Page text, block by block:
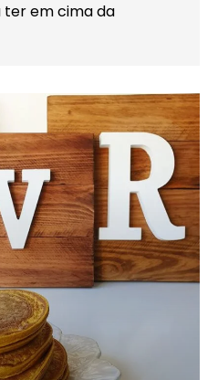
ter em cima da